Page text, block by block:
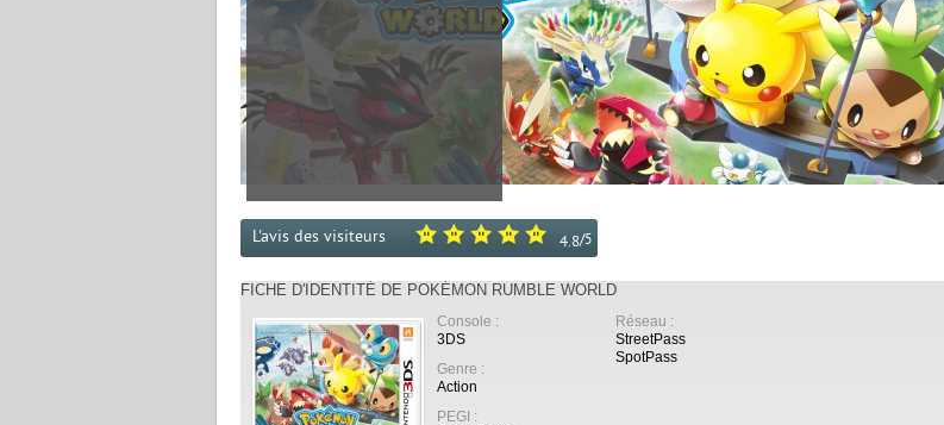
4.8/5
L'avis des visiteurs
FICHE D'IDENTITÉ DE POKÉMON RUMBLE WORLD
Console :
3DS
Genre :
Action
PEGI :
Réseau :
StreetPass
SpotPass